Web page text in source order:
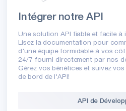
Intégrer notre API
Une solution API fiable et facile
Lisez la documentation pour
d'une équipe formidable à vos
24/7 fourni directement par nos
Gérez vos bénéfices et suivez
de bord de l'API!
API de